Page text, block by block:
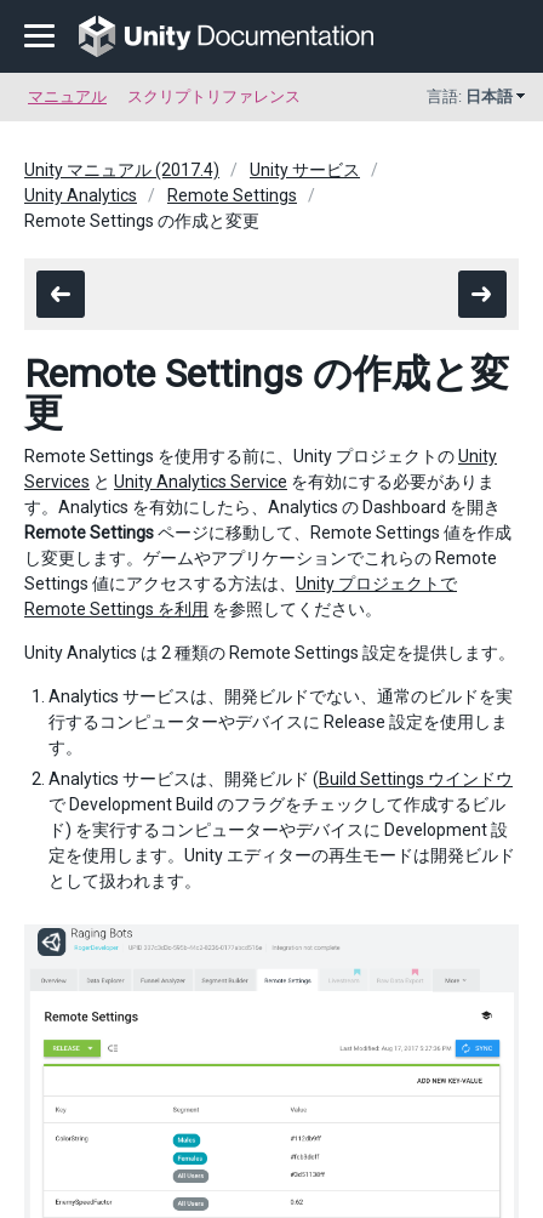
マニュアル スクリプトリファレンス 言語: 日本語
Unity マニュアル (2017.4)
Unity サービス
Unity Analytics
Remote Settings
Remote Settings の作成と変更
Remote Settings の作成と変
更
Remote Settings を使用する前に、Unity プロジェクトのUnity
Services と Unity Analytics Service を有効にする必要がありま
す。Analytics を有効にしたら、Analytics の Dashboard を開き
Remote Settingsページに移動して、Remote Settings 値を作成
し変更します。ゲームやアプリケーションでこれらの Remote
Settings 値にアクセスする方法は、 Unity プロジェクトで
Remote Settings を利用 を参照してください。
Unity Analytics は 2 種類の Remote Settings 設定を提供します。
Analytics サービスは、開発ビルドでない、通常のビルドを実
行するコンピューターやデバイスに Release 設定を使用しま
す。
Analytics サービスは、開発ビルド (Build Settings ウインドウ
で Development Build のフラグをチェックして作成するビル
ド) を実行するコンピューターやデバイスに Development 設
定を使用します。Unity エディターの再生モードは開発ビルド
として扱われます。